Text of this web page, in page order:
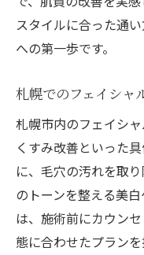
スタイルに合った通
への第一歩です。
札幌でのフェイシャ
札幌市内のフェイシ
くすみ改善といった
に、毛穴の汚れを取
のトーンを整える美
は、施術前にカウン
態に合わせたプラン